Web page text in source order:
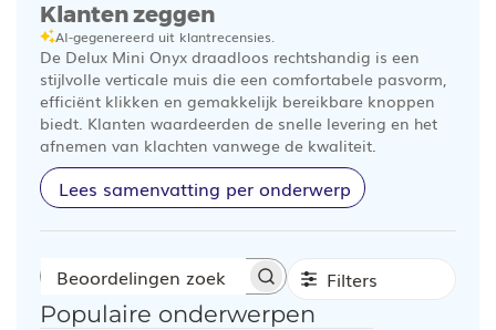
Klanten zeggen
AI-gegenereerd uit klantrecensies.
De Delux Mini Onyx draadloos rechtshandig is een
stijlvolle verticale muis die een comfortabele pasvorm,
efficiënt klikken en gemakkelijk bereikbare knoppen
biedt. Klanten waardeerden de snelle levering en het
afnemen van klachten vanwege de kwaliteit.
Lees samenvatting per onderwerp
Beoordelingen
zoeken
Filters
Populaire onderwerpen